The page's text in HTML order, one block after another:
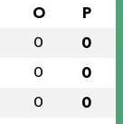
O P
0 0
0 0
0 0